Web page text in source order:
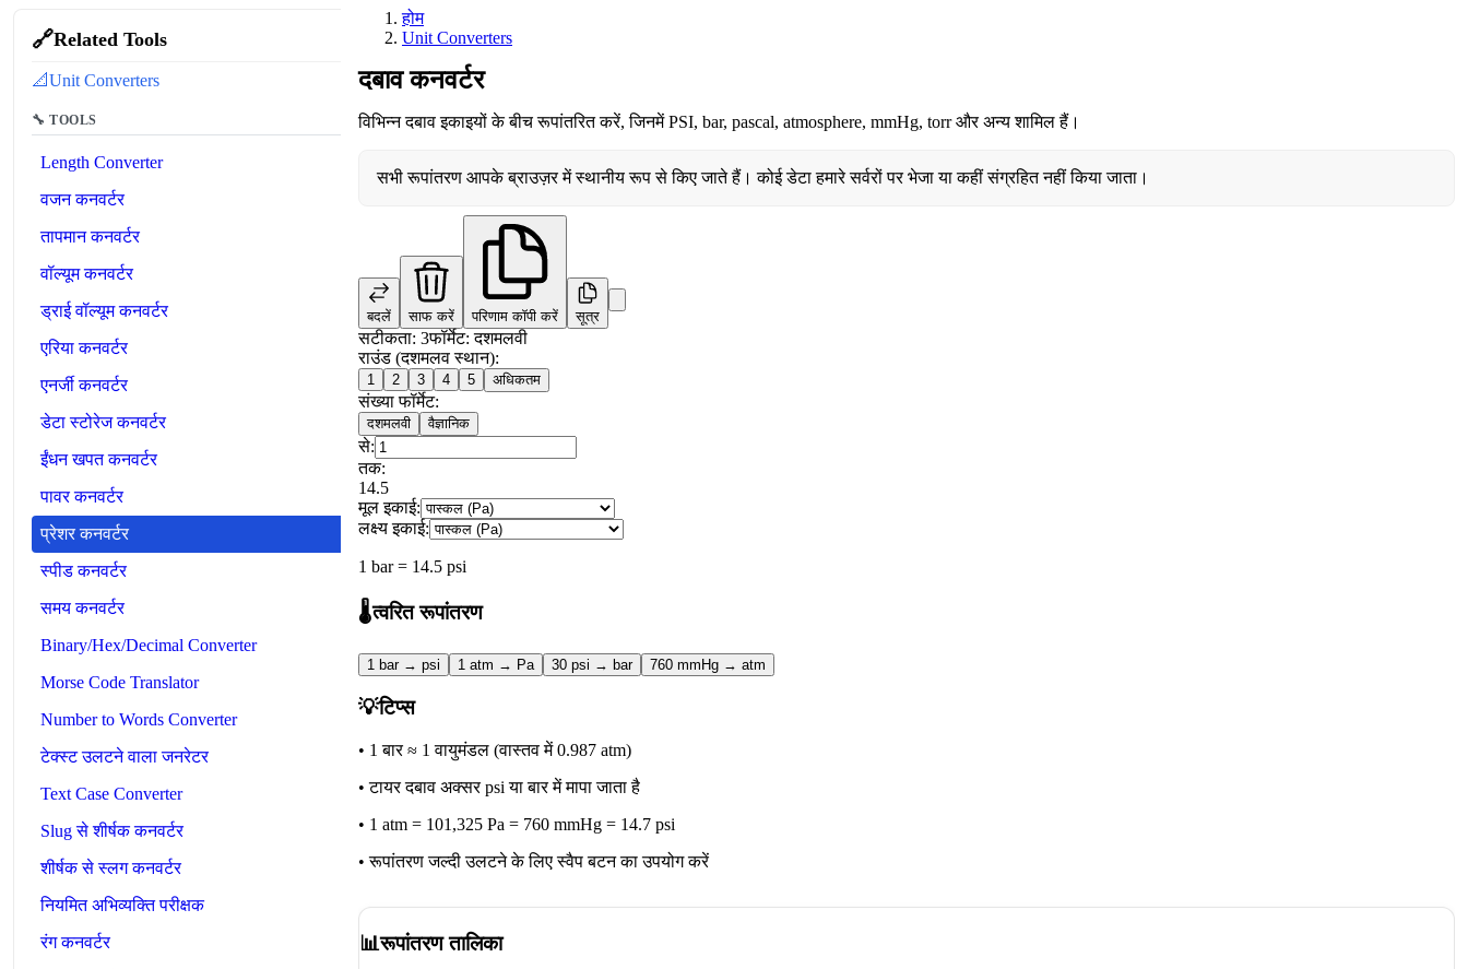
🔗Related Tools
📐Unit Converters
🔧 TOOLS
Length Converter
वजन कनवर्टर
तापमान कनवर्टर
वॉल्यूम कनवर्टर
ड्राई वॉल्यूम कनवर्टर
एरिया कनवर्टर
एनर्जी कनवर्टर
डेटा स्टोरेज कनवर्टर
ईंधन खपत कनवर्टर
पावर कनवर्टर
प्रेशर कनवर्टर
स्पीड कनवर्टर
समय कनवर्टर
Binary/Hex/Decimal Converter
Morse Code Translator
Number to Words Converter
टेक्स्ट उलटने वाला जनरेटर
Text Case Converter
Slug से शीर्षक कनवर्टर
शीर्षक से स्लग कनवर्टर
नियमित अभिव्यक्ति परीक्षक
रंग कनवर्टर
होम
Unit Converters
दबाव कनवर्टर
विभिन्न दबाव इकाइयों के बीच रूपांतरित करें, जिनमें PSI, bar, pascal, atmosphere, mmHg, torr और अन्य शामिल हैं।
सभी रूपांतरण आपके ब्राउज़र में स्थानीय रूप से किए जाते हैं। कोई डेटा हमारे सर्वरों पर भेजा या कहीं संग्रहित नहीं किया जाता।
बदलें साफ करें परिणाम कॉपी करें सूत्र
सटीकता: 3फॉर्मेट:दशमलवी
राउंड (दशमलव स्थान):
1 2 3 4 5 अधिकतम
संख्या फॉर्मेट:
दशमलवी वैज्ञानिक
से:
तक:
14.5
मूल इकाई:
लक्ष्य इकाई:
1 bar = 14.5 psi
🌡️त्वरित रूपांतरण
1 bar → psi 1 atm → Pa 30 psi → bar 760 mmHg → atm
💡टिप्स
• 1 बार ≈ 1 वायुमंडल (वास्तव में 0.987 atm)
•टायर दबाव अक्सर psi या बार में मापा जाता है
• 1 atm = 101,325 Pa = 760 mmHg = 14.7 psi
•रूपांतरण जल्दी उलटने के लिए स्वैप बटन का उपयोग करें
📊रूपांतरण तालिका